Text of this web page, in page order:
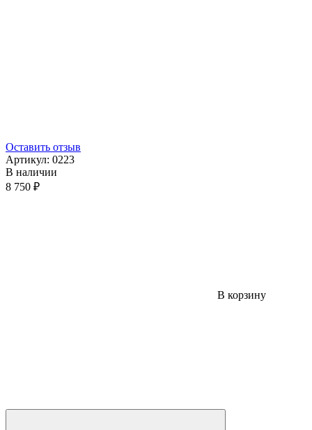
Оставить отзыв
Артикул: 0223
В наличии
8 750 ₽
В корзину